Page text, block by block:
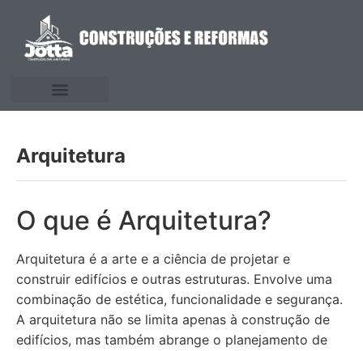
Arquitetura
O que é Arquitetura?
Arquitetura é a arte e a ciência de projetar e
construir edifícios e outras estruturas. Envolve uma
combinação de estética, funcionalidade e segurança.
A arquitetura não se limita apenas à construção de
edifícios, mas também abrange o planejamento de